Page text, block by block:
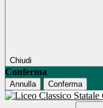
Chiudi
Conferma
Annulla Conferma